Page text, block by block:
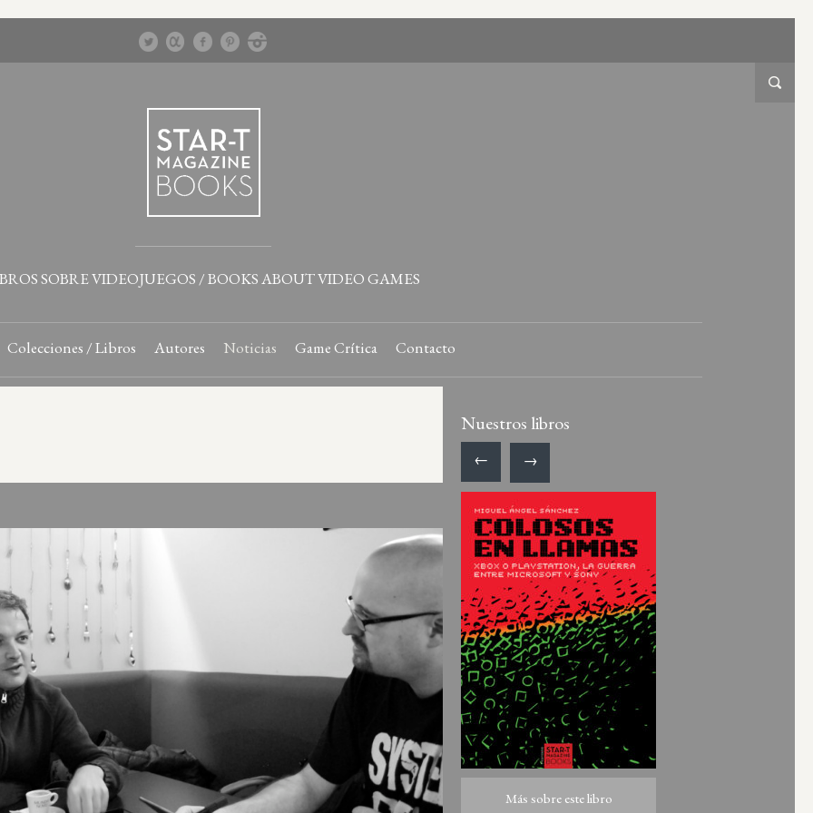
SOBRE VIDEOJUEGOS / BOOKS ABOUT VIDEO GAMES
Colecciones / Libros Autores Noticias Game Crítica Contacto
Nuestros libros
← →
Más sobre este libro Más sobre este libro